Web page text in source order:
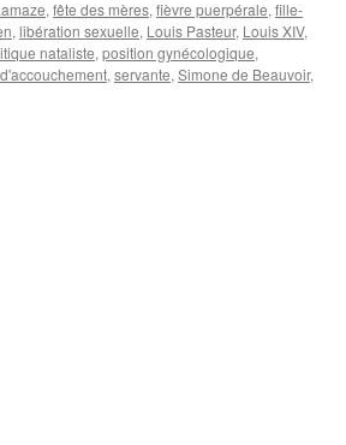
, fête des mères, fièvre puerpérale, fille-
, libération sexuelle, Louis Pasteur, Louis XIV,
nataliste, position gynécologique,
, servante, Simone de Beauvoir,